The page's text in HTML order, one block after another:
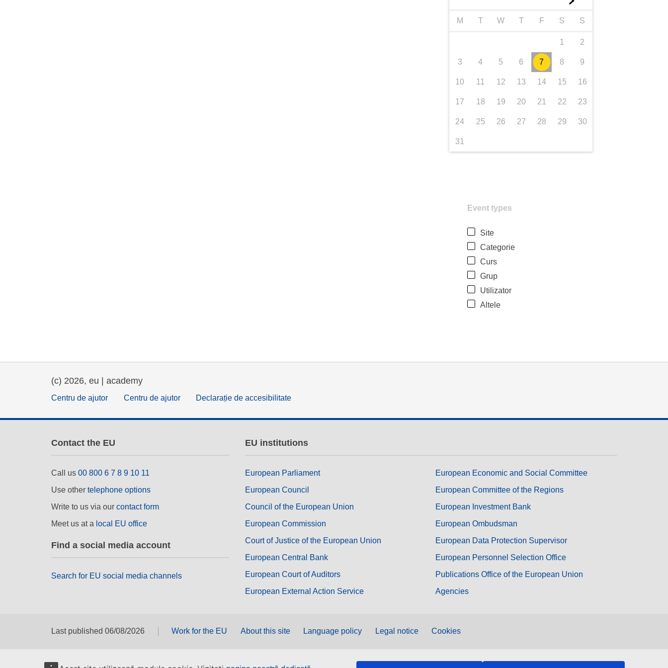
M T W T F S S
1 2
3 4 5 6 7 8 9
10 11 12 13 14 15 16
17 18 19 20 21 22 23
24 25 26 27 28 29 30
31
Event types
Site
Categorie
Curs
Grup
Utilizator
Altele
(c) 2026, eu | academy
Centru de ajutor Centru de ajutor Declarație de accesibilitate
Contact the EU
Call us 00 800 6 7 8 9 10 11
Use other telephone options
Write to us via our contact form
Meet us at a local EU office
Find a social media account
Search for EU social media channels
EU institutions
European Parliament
European Council
Council of the European Union
European Commission
Court of Justice of the European Union
European Central Bank
European Court of Auditors
European External Action Service
European Economic and Social Committee
European Committee of the Regions
European Investment Bank
European Ombudsman
European Data Protection Supervisor
European Personnel Selection Office
Publications Office of the European Union
Agencies
Last published 06/08/2026 Work for the EU About this site Language policy Legal notice Cookies